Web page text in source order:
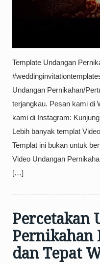
Template Undangan
Undangan Pernikahan/
terjangkau. Pesan kami di
kami di Instagram:
Lebih banyak templat
Templat ini bukan untuk
Video Undangan
[…]
Percetakan
Pernikahan
dan Tepat